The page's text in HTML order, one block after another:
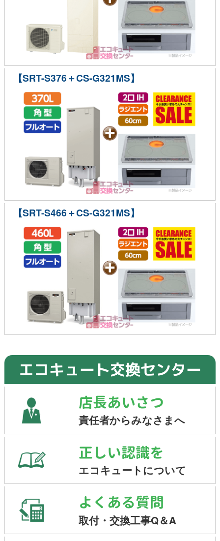
【SRT-S376＋CS-G321MS】
【SRT-S466＋CS-G321MS】
エコキュート交換センター
店長あいさつ
責任者からみなさまへ
正しい認識を
エコキュートについて
よくある質問
取付・交換工事Q＆A